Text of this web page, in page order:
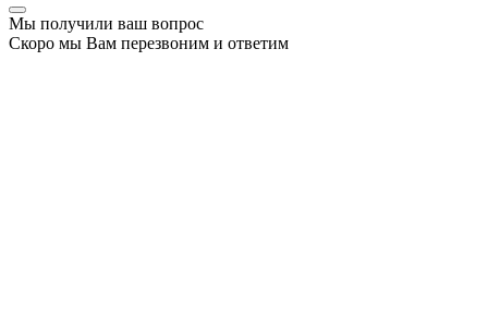
Мы получили ваш вопрос
Скоро мы Вам перезвоним и ответим